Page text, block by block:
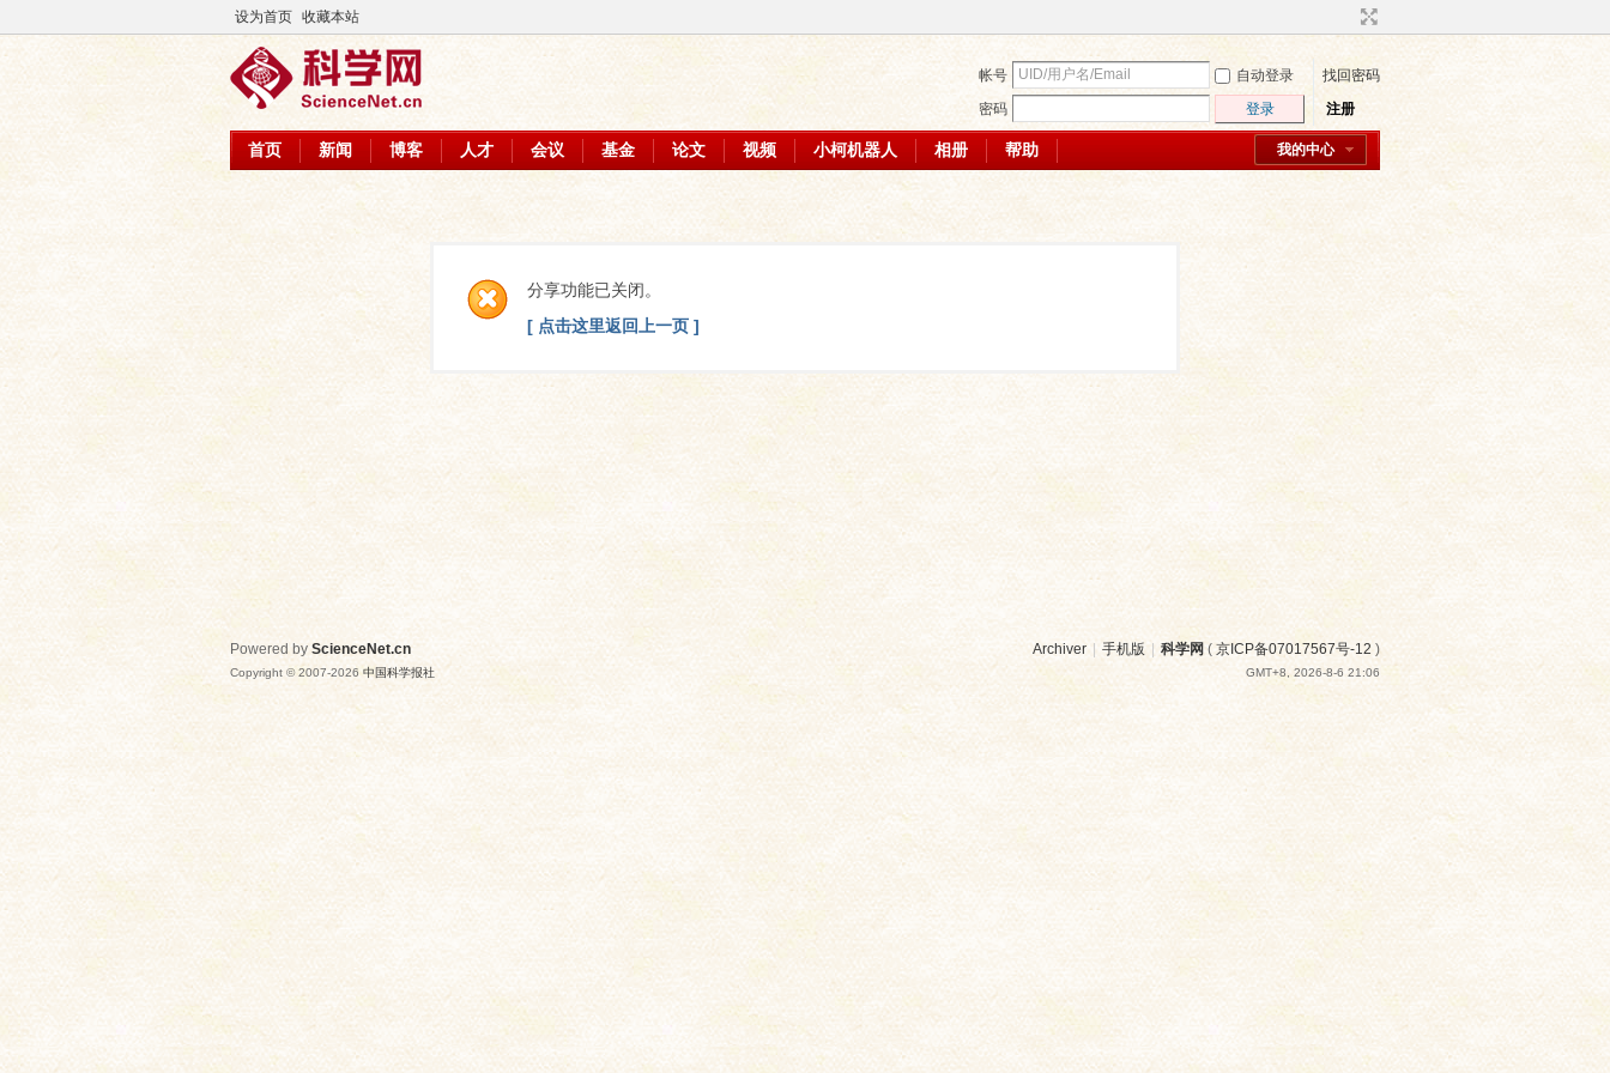
设为首页 收藏本站
帐号 自动登录
找回密码
密码
登录 注册
我的中心
首页 新闻 博客 人才 会议 基金 论文 视频 小柯机器人 相册 帮助
分享功能已关闭。
[ 点击这里返回上一页 ]
Archiver 手机版 科学网 (京ICP备07017567号-12 )
GMT+8, 2026-8-6 21:06
Powered by ScienceNet.cn
Copyright © 2007-2026中国科学报社